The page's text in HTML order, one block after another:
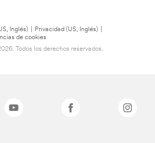
Inglés) Privacidad (US, Inglés)
de cookies
Todos los derechos reservados..